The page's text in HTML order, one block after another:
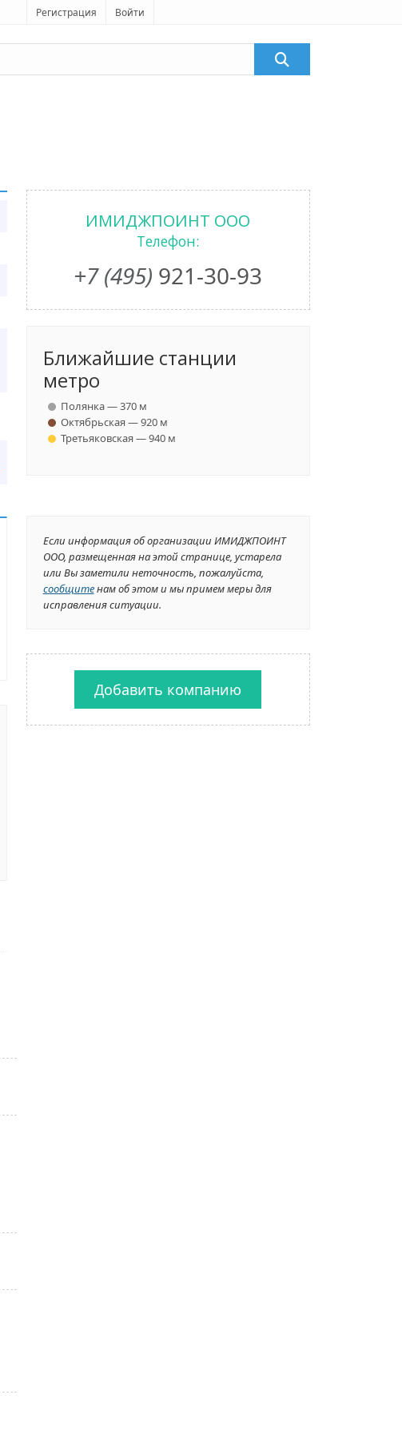
Регистрация Войти
ИМИДЖПОИНТ ООО
Телефон:
+7 (495) 921-30-93
Ближайшие станции
метро
Полянка — 370 м
Октябрьская — 920 м
Третьяковская — 940 м
Если информация об организации ИМИДЖПОИНТ
ООО, размещенная на этой странице, устарела
или Вы заметили неточность, пожалуйста,
сообщитенам об этом и мы примем меры для
исправления ситуации.
Добавить компанию